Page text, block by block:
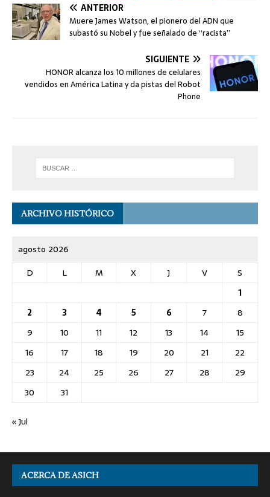
ANTERIOR
Muere James Watson, el pionero del ADN que
subastó su Nobel y fue señalado de “racista”
SIGUIENTE
HONOR alcanza los 10 millones de celulares
vendidos en América Latina y da pistas del Robot
Phone
ARCHIVO HISTÓRICO
agosto 2026
D
L M X J V
S
1
2
3 4 5 6 7
8
9
10 11 12 13 14
15
16
17 18 19 20 21
22
23
24 25 26 27 28
29
30
31
« Jul
ACERCA DE ASICH